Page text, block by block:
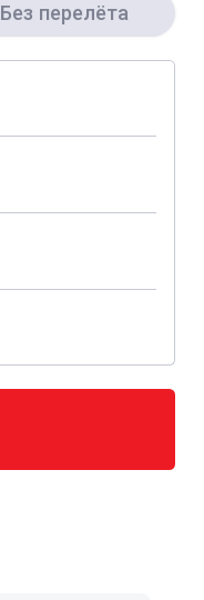
Без перелёта